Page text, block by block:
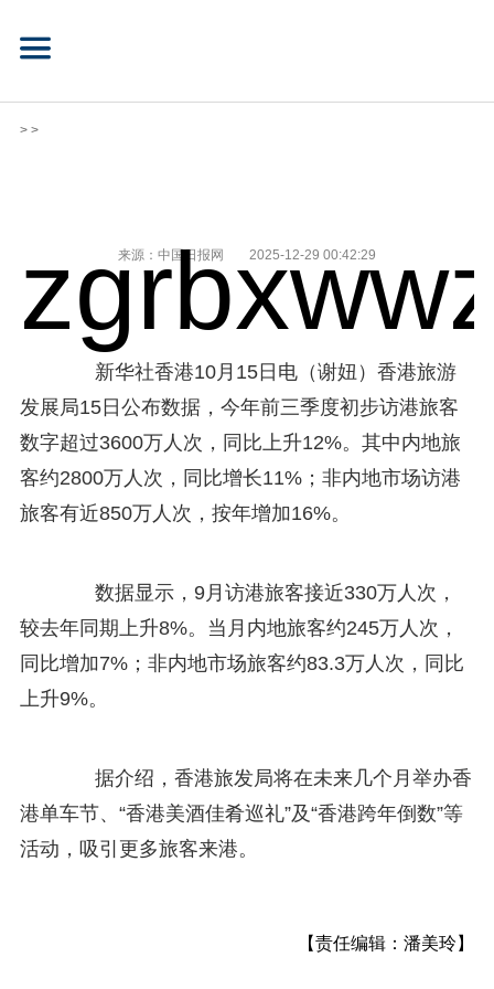
> >
来源：中国日报网 2025-12-29 00:42:29
新华社香港10月15日电（谢妞）香港旅游
发展局15日公布数据，今年前三季度初步访港旅客
数字超过3600万人次，同比上升12%。其中内地旅
客约2800万人次，同比增长11%；非内地市场访港
旅客有近850万人次，按年增加16%。
数据显示，9月访港旅客接近330万人次，
较去年同期上升8%。当月内地旅客约245万人次，
同比增加7%；非内地市场旅客约83.3万人次，同比
上升9%。
据介绍，香港旅发局将在未来几个月举办香
港单车节、“香港美酒佳肴巡礼”及“香港跨年倒数”等
活动，吸引更多旅客来港。
【责任编辑：潘美玲】